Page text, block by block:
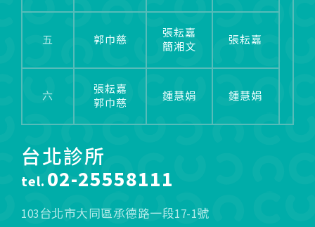
台北診所
tel. 02-25558111
103台北市大同區承德路一段17-1號
五
六
郭巾慈
張耘嘉
郭巾慈
張耘嘉
簡湘文
鍾慧娟
張耘嘉
鍾慧娟